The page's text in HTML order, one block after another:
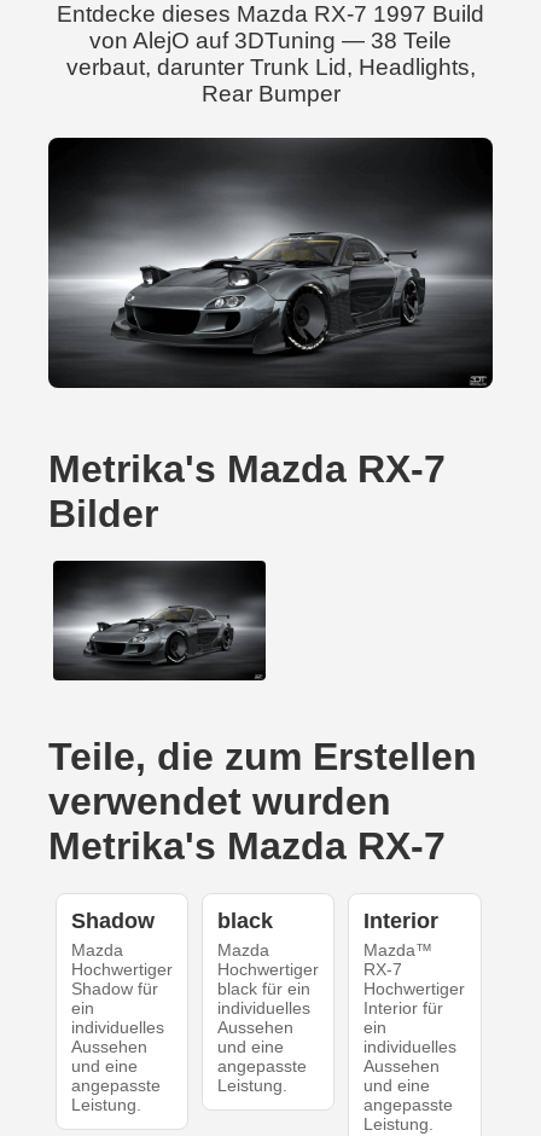
Entdecke dieses Mazda RX-7 1997 Build
von AlejO auf 3DTuning — 38 Teile
verbaut, darunter Trunk Lid, Headlights,
Rear Bumper
Metrika's Mazda RX-7
Bilder
Teile, die zum Erstellen
verwendet wurden
Metrika's Mazda RX-7
Shadow
Mazda
Hochwertiger
Shadow für
ein
individuelles
Aussehen
und eine
angepasste
Leistung.
black
Mazda
Hochwertiger
black für ein
individuelles
Aussehen
und eine
angepasste
Leistung.
Interior
Mazda™
RX-7
Hochwertiger
Interior für
ein
individuelles
Aussehen
und eine
angepasste
Leistung.